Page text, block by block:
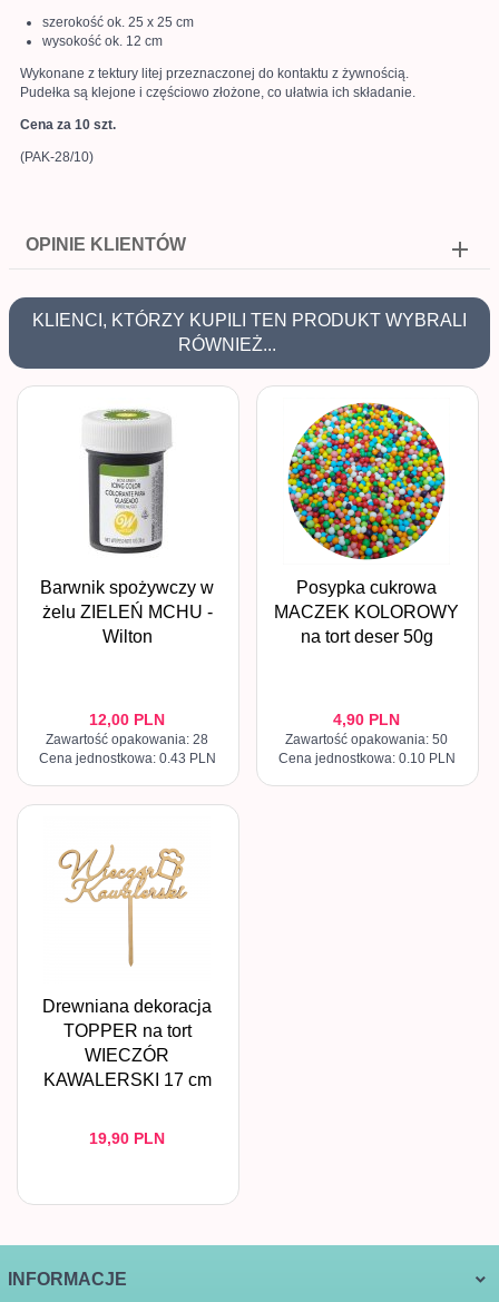
szerokość ok. 25 x 25 cm
wysokość ok. 12 cm
Wykonane z tektury litej przeznaczonej do kontaktu z żywnością.
Pudełka są klejone i częściowo złożone, co ułatwia ich składanie.
Cena za 10 szt.
(PAK-28/10)
OPINIE KLIENTÓW
KLIENCI, KTÓRZY KUPILI TEN PRODUKT WYBRALI
RÓWNIEŻ...
Barwnik spożywczy w
żelu ZIELEŃ MCHU -
Wilton
12,00 PLN
Zawartość opakowania: 28
Cena jednostkowa: 0.43 PLN
Posypka cukrowa
MACZEK KOLOROWY
na tort deser 50g
4,90 PLN
Zawartość opakowania: 50
Cena jednostkowa: 0.10 PLN
Drewniana dekoracja
TOPPER na tort
WIECZÓR
KAWALERSKI 17 cm
19,90 PLN
INFORMACJE